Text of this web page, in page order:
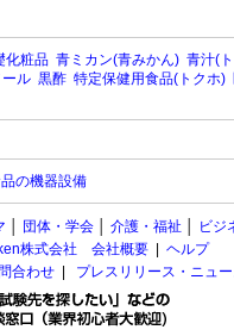
化粧品 青ミカン(青みかん) 青汁(
ール 黒酢 特定保健用食品(トクホ)
の機器設備
団体・学会 介護・福祉
ビジ
株式会社 会社概要
ヘルプ
合わせ プレスリリース・ニュ